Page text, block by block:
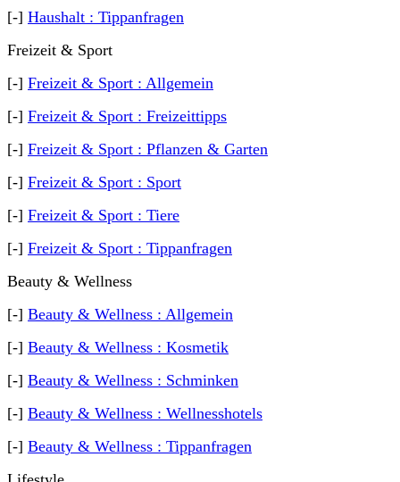
[-] Haushalt : Tippanfragen
Freizeit & Sport
[-] Freizeit & Sport : Allgemein
[-] Freizeit & Sport : Freizeittipps
[-] Freizeit & Sport : Pflanzen & Garten
[-] Freizeit & Sport : Sport
[-] Freizeit & Sport : Tiere
[-] Freizeit & Sport : Tippanfragen
Beauty & Wellness
[-] Beauty & Wellness : Allgemein
[-] Beauty & Wellness : Kosmetik
[-] Beauty & Wellness : Schminken
[-] Beauty & Wellness : Wellnesshotels
[-] Beauty & Wellness : Tippanfragen